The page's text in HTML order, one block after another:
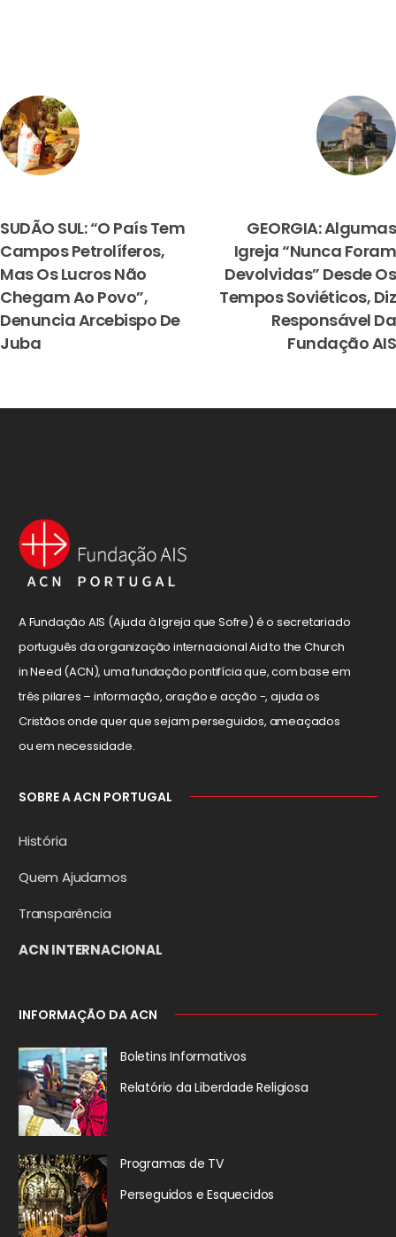
SUDÃO SUL: “O País Tem
Campos Petrolíferos,
Mas Os Lucros Não
Chegam Ao Povo”,
Denuncia Arcebispo De
Juba
GEORGIA: Algumas
Igreja “nunca Foram
Devolvidas” Desde Os
Tempos Soviéticos, Diz
Responsável Da
Fundação AIS
A Fundação AIS (Ajuda à Igreja que Sofre) é o secretariado
português da organização internacional Aid to the Church
in Need (ACN), uma fundação pontifícia que, com base em
três pilares – informação, oração e acção -, ajuda os
Cristãos onde quer que sejam perseguidos, ameaçados
ou em necessidade.
SOBRE A ACN PORTUGAL
História
Quem Ajudamos
Transparência
ACN INTERNACIONAL
INFORMAÇÃO DA ACN
Boletins Informativos
Relatório da Liberdade Religiosa
Programas de TV
Perseguidos e Esquecidos